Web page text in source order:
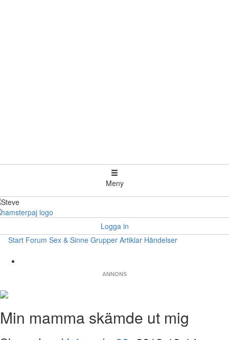
Meny
Logga in
Start Forum Sex & Sinne Grupper Artiklar Händelser
ANNONS
Min mamma skämde ut mig